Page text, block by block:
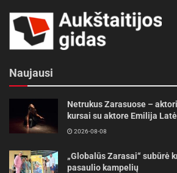
Naujausi
Netrukus Zarasuose –
kursai su aktore Emilija
2026-08-08
„Globalūs Zarasai“ subūrė
pasaulio kampelių